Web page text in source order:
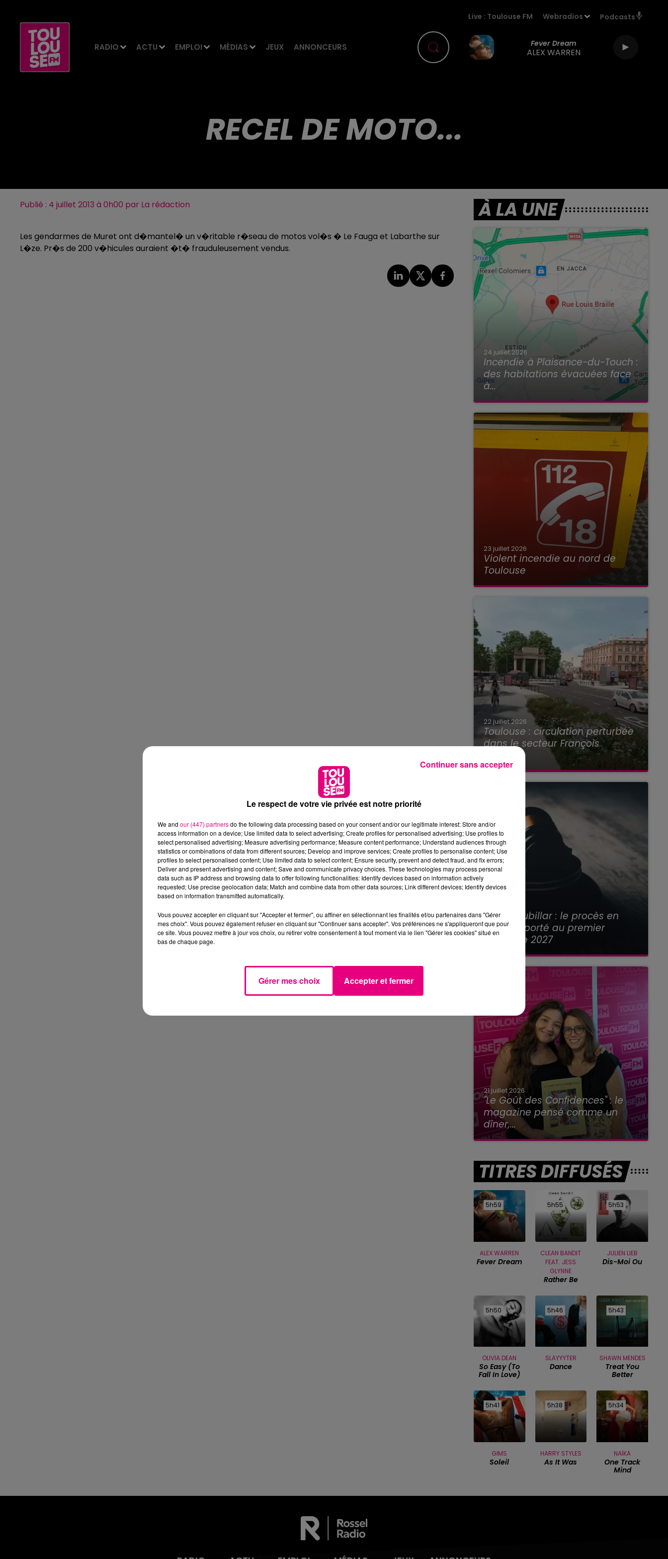
RADIO ACTU EMPLOI MÉDIAS JEUX ANNONCEURS
Live : Toulouse FM Webradios Podcasts
Fever Dream
ALEX WARREN
RECEL DE MOTO...
Publié : 4 juillet 2013 à 0h00 par La rédaction
Les gendarmes de Muret ont d�mantel� un v�ritable r�seau de motos vol�s � Le Fauga et Labarthe sur
L�ze. Pr�s de 200 v�hicules auraient �t� frauduleusement vendus.
À LA UNE
24 juillet 2026
Incendie à Plaisance-du-Touch :
des habitations évacuées face
à...
23 juillet 2026
Violent incendie au nord de
Toulouse
22 juillet 2026
Toulouse : circulation perturbée
dans le secteur François
Verdier...
Affaire Jubillar : le procès en
appel reporté au premier
semestre 2027
21 juillet 2026
"Le Goût des Confidences" : le
magazine pensé comme un
dîner,...
TITRES DIFFUSÉS
5h59
5h59
ALEX WARREN
Fever Dream
5h55
5h55
CLEAN BANDIT
FEAT. JESS
GLYNNE
Rather Be
5h53
5h53
JULIEN LIEB
Dis-Moi Ou
5h50
5h50
OLIVIA DEAN
So Easy (to
Fall In Love)
5h46
5h46
SLAYYYTER
Dance
5h43
5h43
SHAWN MENDES
Treat You
Better
5h41
5h41
GIMS
Soleil
5h38
5h38
HARRY STYLES
As It Was
5h34
5h34
NAÏKA
One Track
Mind
Le respect de votre vie privée est notre priorité
We and our (447) partnersdo the following data processing based on your consent and/or our legitimate interest: Store and/or
access information on a device; Use limited data to select advertising; Create profiles for personalised advertising; Use profiles to
select personalised advertising; Measure advertising performance; Measure content performance; Understand audiences through
statistics or combinations of data from different sources; Develop and improve services; Create profiles to personalise content; Use
profiles to select personalised content; Use limited data to select content; Ensure security, prevent and detect fraud, and fix errors;
Deliver and present advertising and content; Save and communicate privacy choices. These technologies may process personal
data such as IP address and browsing data to offer following functionalities: Identify devices based on information actively
requested; Use precise geolocation data; Match and combine data from other data sources; Link different devices; Identify devices
based on information transmitted automatically.
Vous pouvez accepter en cliquant sur "Accepter et fermer", ou affiner en sélectionnant les finalités et/ou partenaires dans "Gérer
mes choix". Vous pouvez également refuser en cliquant sur "Continuer sans accepter". Vos préférences ne s'appliqueront que pour
ce site. Vous pouvez mettre à jour vos choix, ou retirer votre consentement à tout moment via le lien "Gérer les cookies" situé en
bas de chaque page.
Gérer mes choix Accepter et fermer
Continuer sans accepter